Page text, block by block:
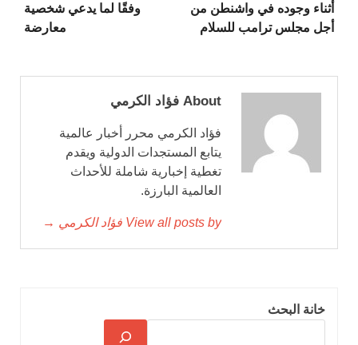
أثناء وجوده في واشنطن من
أجل مجلس ترامب للسلام
وفقًا لما يدعي شخصية
معارضة
About فؤاد الكرمي
فؤاد الكرمي محرر أخبار عالمية
يتابع المستجدات الدولية ويقدم
تغطية إخبارية شاملة للأحداث
العالمية البارزة.
View all posts by فؤاد الكرمي →
خانة البحث